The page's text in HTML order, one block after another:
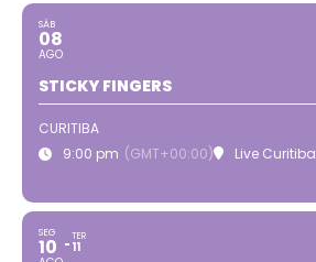
SÁB
08
AGO
STICKY FINGERS
CURITIBA
9:00 pm (GMT+00:00) Live Curitiba
SEG
10 TER
11